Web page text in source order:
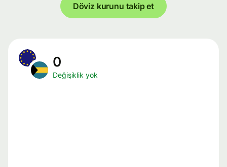
Döviz kurunu takip et
0
Değişiklik yok